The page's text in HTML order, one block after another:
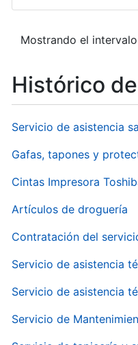
Mostrando el
Histórico
Servicio de asistencia
Gafas, tapones y
Cintas Impresora
Artículos de droguería
Contratación del
Servicio de asistencia
Servicio de asistencia
Servicio de